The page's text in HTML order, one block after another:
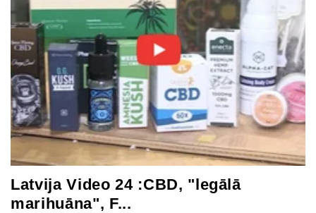
Latvija Video 24 :CBD, "legālā
marihuāna", F...